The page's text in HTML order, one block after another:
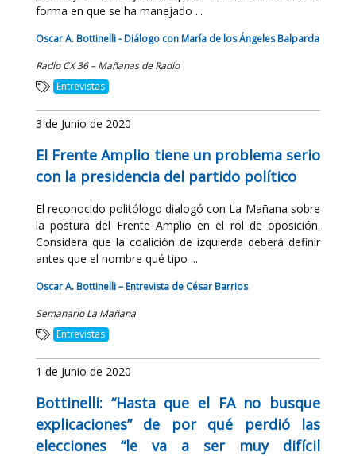
forma en que se ha manejado ...
Oscar A. Bottinelli - Diálogo con María de los Ángeles Balparda
Radio CX 36 – Mañanas de Radio
Entrevistas
3 de Junio de 2020
El Frente Amplio tiene un problema serio
con la presidencia del partido político
El reconocido politólogo dialogó con La Mañana sobre
la postura del Frente Amplio en el rol de oposición.
Considera que la coalición de izquierda deberá definir
antes que el nombre qué tipo ...
Oscar A. Bottinelli – Entrevista de César Barrios
Semanario La Mañana
Entrevistas
1 de Junio de 2020
Bottinelli: “Hasta que el FA no busque
explicaciones” de por qué perdió las
elecciones “le va a ser muy difícil